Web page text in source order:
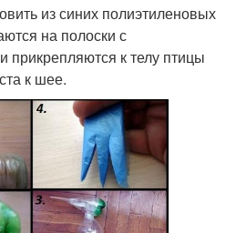
из синих полиэтиленовых
на полоски с
прикрепляются к телу птицы
к шее.